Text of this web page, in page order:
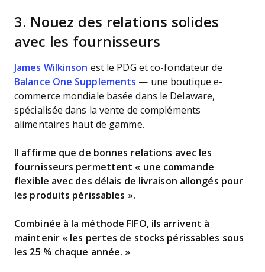
3. Nouez des relations solides
avec les fournisseurs
James Wilkinson est le PDG et co-fondateur de
Balance One Supplements — une boutique e-
commerce mondiale basée dans le Delaware,
spécialisée dans la vente de compléments
alimentaires haut de gamme.
Il affirme que de bonnes relations avec les
fournisseurs permettent « une commande
flexible avec des délais de livraison allongés pour
les produits périssables ».
Combinée à la méthode FIFO, ils arrivent à
maintenir « les pertes de stocks périssables sous
les 25 % chaque année. »